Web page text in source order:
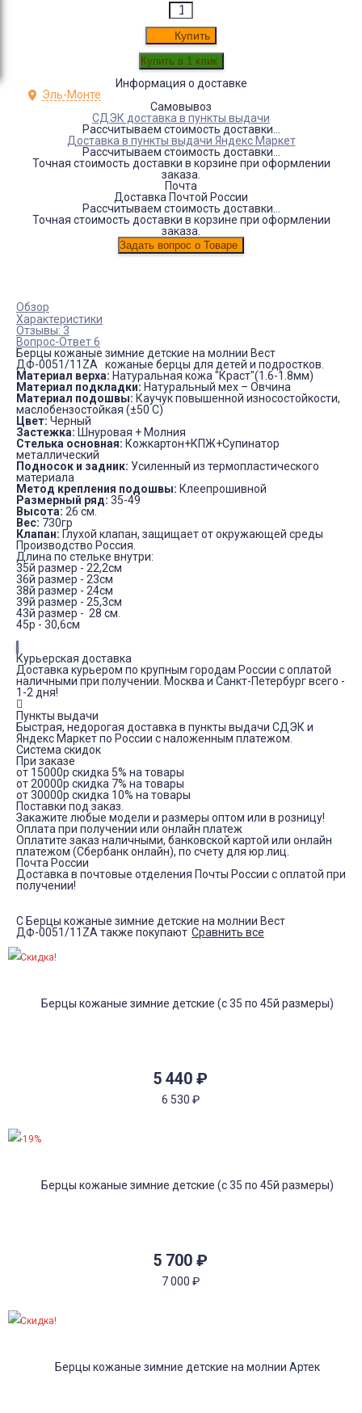
Купить
Информация о доставке
Эль-Монте
Самовывоз
СДЭК доставка в пункты выдачи
Рассчитываем стоимость доставки...
Доставка в пункты выдачи Яндекс Маркет
Рассчитываем стоимость доставки...
Точная стоимость доставки в корзине при оформлении
заказа.
Почта
Доставка Почтой России
Рассчитываем стоимость доставки...
Точная стоимость доставки в корзине при оформлении
заказа.
Обзор
Характеристики
Отзывы: 3
Вопрос-Ответ 6
Берцы кожаные зимние детские на молнии Вест
ДФ-0051/11ZA кожаные берцы для детей и подростков.
Материал верха: Натуральная кожа "Краст"(1.6-1.8мм)
Материал подкладки: Натуральный мех – Овчина
Материал подошвы: Каучук повышенной износостойкости,
маслобензостойкая (±50 С)
Цвет: Черный
Застежка: Шнуровая + Молния
Стелька основная: Кожкартон+КПЖ+Супинатор
металлический
Подносок и задник: Усиленный из термопластического
материала
Метод крепления подошвы: Клеепрошивной
Размерный ряд: 35-49
Высота: 26 см.
Вес: 730гр
Клапан: Глухой клапан, защищает от окружающей среды
Производство Россия.
Длина по стельке внутри:
35й размер - 22,2см
36й размер - 23см
38й размер - 24см
39й размер - 25,3см
43й размер - 28 см.
45р - 30,6см
Курьерская доставка
Доставка курьером по крупным городам России с оплатой
наличными при получении. Москва и Санкт-Петербург всего -
1-2 дня!
Пункты выдачи
Быстрая, недорогая доставка в пункты выдачи СДЭК и
Яндекс Маркет по России с наложенным платежом.
Система скидок
При заказе
от 15000р скидка 5% на товары
от 20000р скидка 7% на товары
от 30000р скидка 10% на товары
Поставки под заказ.
Закажите любые модели и размеры оптом или в розницу!
Оплата при получении или онлайн платеж
Оплатите заказ наличными, банковской картой или онлайн
платежом (Сбербанк онлайн), по счету для юр.лиц.
Почта России
Доставка в почтовые отделения Почты России с оплатой при
получении!
С Берцы кожаные зимние детские на молнии Вест
ДФ-0051/11ZA также покупают Сравнить все
5 440 ₽
6 530 ₽
Скидка!
5 700 ₽
7 000 ₽
-19%
Скидка!